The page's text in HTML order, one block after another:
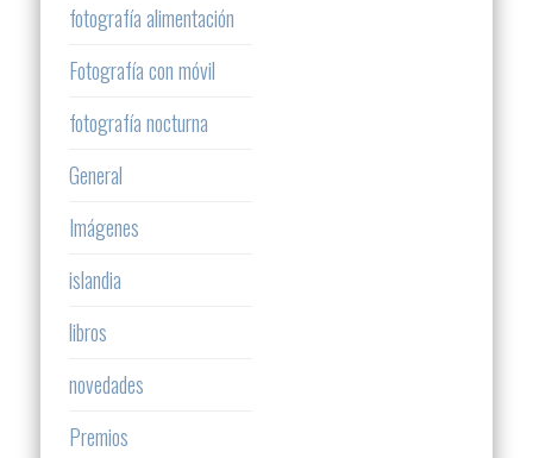
fotografía alimentación
Fotografía con móvil
fotografía nocturna
General
Imágenes
islandia
libros
novedades
Premios